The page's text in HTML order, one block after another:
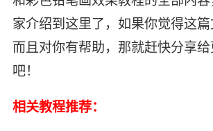
家介绍到这里了，如果你觉得这篇
而且对你有帮助，那就赶快分享
吧！
相关教程推荐：